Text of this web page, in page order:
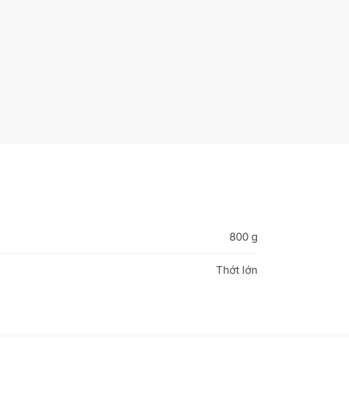
800 g
Thớt lớn